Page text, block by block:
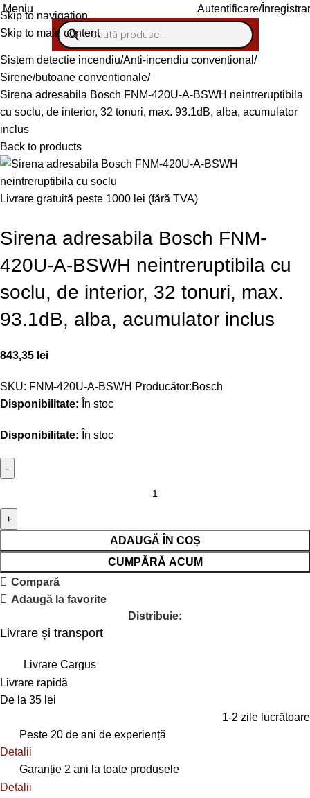
Skip to navigation
Skip to main content
Meniu Autentificare/
Sistem detectie incendiu Anti-incendiu conventional
Sirene/butoane conventionale
Sirena adresabila Bosch FNM-420U-A-BSWH neintreruptibila
cu soclu, de interior, 32 tonuri, max. 93.1dB, alba, acumulator
inclus
Back to products
Livrare gratuită peste 1000 lei (fără TVA)
Sirena adresabila Bosch FNM-
420U-A-BSWH neintreruptibila cu
soclu, de interior, 32 tonuri, max.
93.1dB, alba, acumulator inclus
843,35 lei
SKU: FNM-420U-A-BSWH Producător:Bosch
Disponibilitate: În stoc
Disponibilitate: În stoc
ADAUGĂ ÎN COȘ
CUMPĂRĂ ACUM
Compară
Adaugă la favorite
Distribuie:
Livrare și transport
Livrare Cargus
Livrare rapidă
De la 35 lei
1-2 zile lucrătoare
Peste 20 de ani de experiență
Detalii
Garanție 2 ani la toate produsele
Detalii